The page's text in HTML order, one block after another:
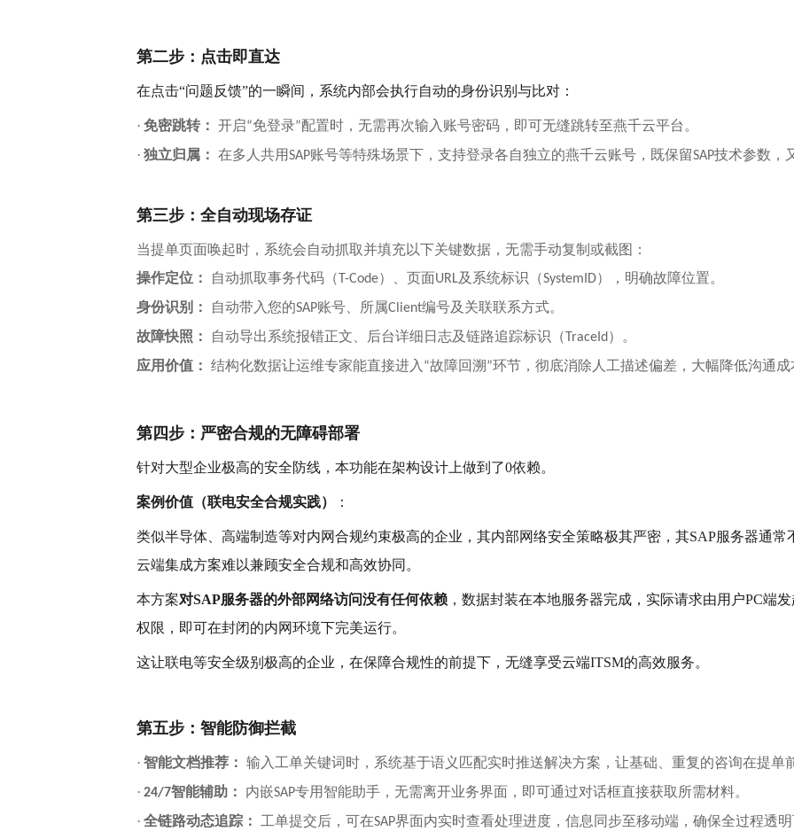
第二步：点击即直达
在点击“问题反馈”的一瞬间，系统内部会执行自动的身份识别与比对：
· 免密跳转： 开启“免登录”配置时，无需再次输入账号密码，即可无缝跳转至燕千云平台。
· 独立归属： 在多人共用SAP账号等特殊场景下，支持登录各自独立的燕千云账号，既保留SAP技术参数，
第三步：全自动现场存证
当提单页面唤起时，系统会自动抓取并填充以下关键数据，无需手动复制或截图：
操作定位：
自动抓取事务代码（ T-Code）、页面URL及系统标识（SystemID），明确故障位置。
身份识别：
自动带入您的SAP账号、所属Client编号及关联联系方式。
故障快照：
自动导出系统报错正文、后台详细日志及链路追踪标识（ TraceId）。
应用价值： 结构化数据让运维专家能直接进入 “故障回溯”环节，彻底消除人工描述偏差，大幅降低沟通成
第四步：严密合规的无障碍部署
针对大型企业极高的安全防线，本功能在架构设计上做到了0依赖。
案例价值（联电安全合规实践） ：
类似半导体、高端制造等对内网合规约束极高的企业，其内部网络安全策略极其严密， 其SAP服务器通常
云端集成方案难以兼顾安全合规和高效协同。
本方案对SAP服务器的外部网络访问没有任何依赖，数据封装在本地服务器完成，实际请求由用户PC端
权限，即可在封闭的内网环境下完美运行。
这让联电等安全级别极高的企业，在保障合规性的前提下， 无缝享受云端ITSM的高效服务。
第五步：智能防御拦截
· 智能文档推荐： 输入工单关键词时，系统基于语义匹配实时推送解决方案，让基础、重复的咨询在提单
· 24/7智能辅助： 内嵌SAP专用智能助手，无需离开业务界面，即可通过对话框直接获取所需材料。
· 全链路动态追踪： 工单提交后，可在SAP界面内实时查看处理进度，信息同步至移动端，确保全过程透